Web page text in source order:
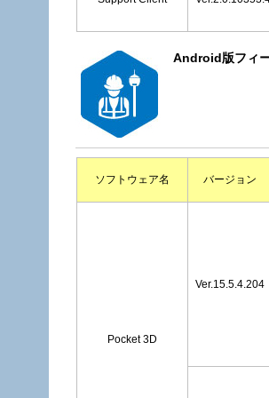
Android版フィ
ソフトウェア名 バージョン
Pocket 3D
Ver.15.5.4.204